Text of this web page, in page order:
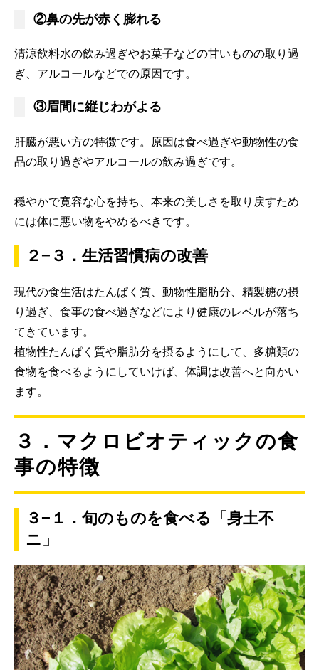
②鼻の先が赤く膨れる
清涼飲料水の飲み過ぎやお菓子などの甘いものの取り過
ぎ、アルコールなどでの原因です。
③眉間に縦じわがよる
肝臓が悪い方の特徴です。原因は食べ過ぎや動物性の食
品の取り過ぎやアルコールの飲み過ぎです。
穏やかで寛容な心を持ち、本来の美しさを取り戻すため
には体に悪い物をやめるべきです。
２−３．生活習慣病の改善
現代の食生活はたんぱく質、動物性脂肪分、精製糖の摂
り過ぎ、食事の食べ過ぎなどにより健康のレベルが落ち
てきています。
植物性たんぱく質や脂肪分を摂るようにして、多糖類の
食物を食べるようにしていけば、体調は改善へと向かい
ます。
３．マクロビオティックの食
事の特徴
３−１．旬のものを食べる「身土不
ニ」